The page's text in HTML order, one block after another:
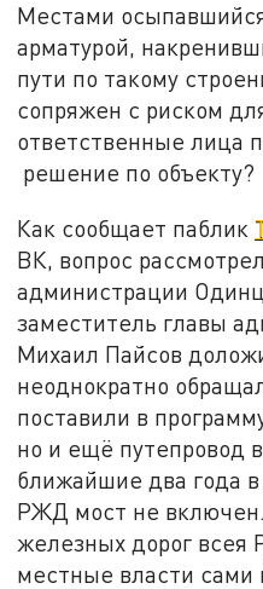
Местами
арматурой,
пути по такому
сопряжен с риском
ответственные лица
решение по объекту?
Как сообщает паблик
ВК, вопрос
администрации
заместитель главы
Михаил Пайсов
неоднократно
поставили в
но и ещё путепровод
ближайшие два года
РЖД мост не включен.
железных дорог всея
местные власти сами